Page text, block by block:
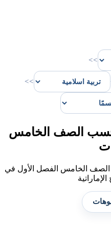
>>
>>
بحسب الصف الخامس
الخامس الفصل الأول في